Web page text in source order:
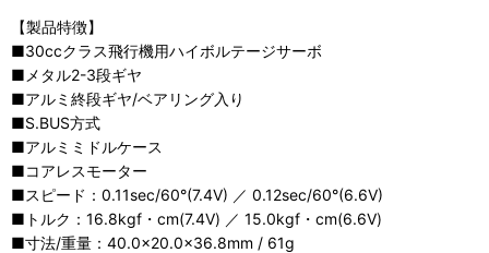
【製品特徴】
■30ccクラス飛行機用ハイボルテージサーボ
■メタル2-3段ギヤ
■アルミ終段ギヤ/ベアリング入り
■S.BUS方式
■アルミミドルケース
■コアレスモーター
■スピード：0.11sec/60°(7.4V) ／ 0.12sec/60°(6.6V)
■トルク：16.8kgf・cm(7.4V) ／ 15.0kgf・cm(6.6V)
■寸法/重量：40.0×20.0×36.8mm / 61g